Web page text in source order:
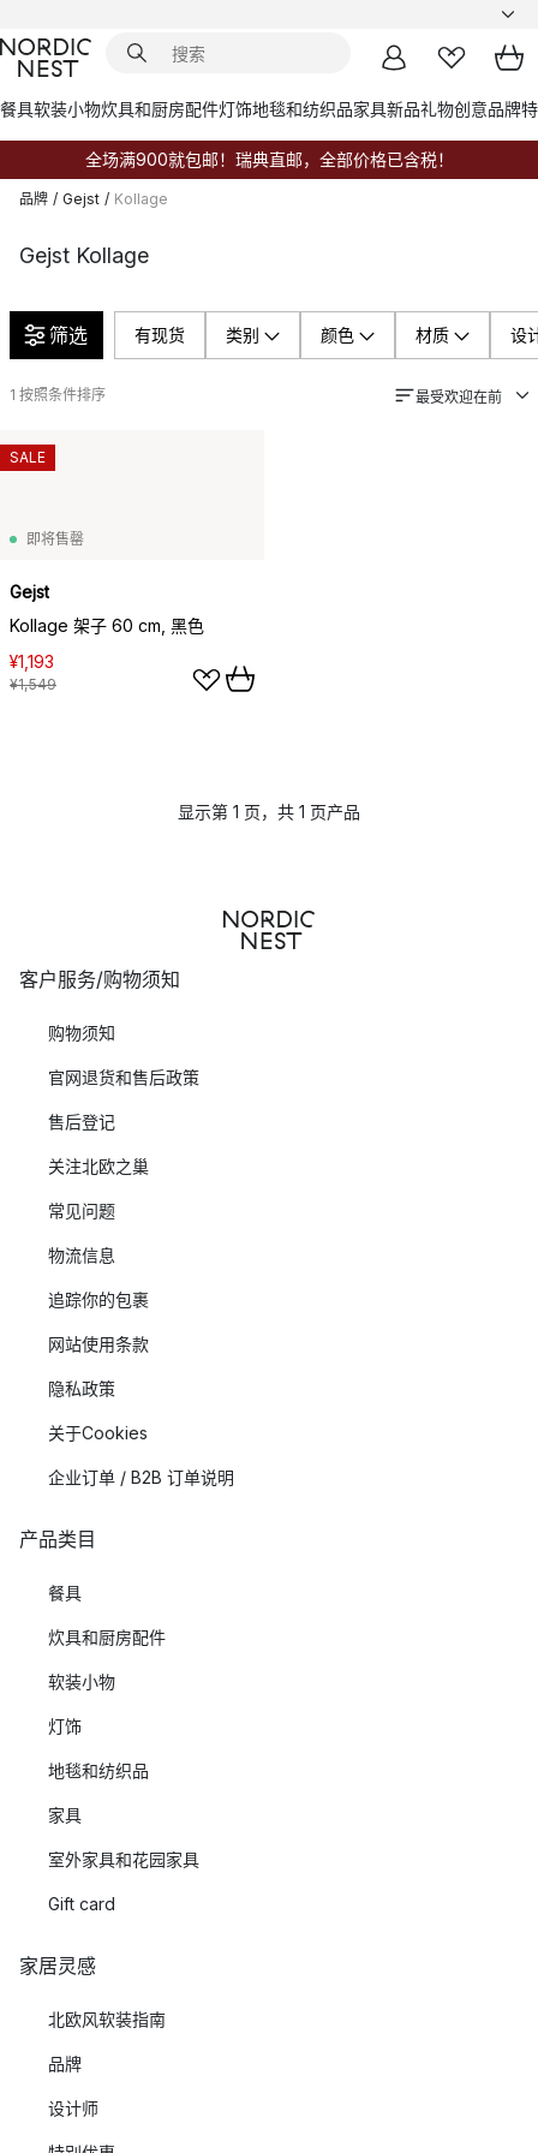
餐具软装小物炊具和厨房配件灯饰地毯和纺织品家具新品礼物创意品牌
全场满900就包邮！瑞典直邮，全部价格已含税！
品牌 / Gejst / Kollage
Gejst Kollage
筛选 有现货 类别 颜色 材质 设
1 按照条件排序 最受欢迎在前
即将售罄
Gejst
Kollage 架子 60 cm, 黑色
¥1,193
¥1,549
SALE
显示第 1 页，共 1 页产品
客户服务/购物须知
购物须知
官网退货和售后政策
售后登记
关注北欧之巢
常见问题
物流信息
追踪你的包裹
网站使用条款
隐私政策
关于Cookies
企业订单 / B2B 订单说明
产品类目
餐具
炊具和厨房配件
软装小物
灯饰
地毯和纺织品
家具
室外家具和花园家具
Gift card
家居灵感
北欧风软装指南
品牌
设计师